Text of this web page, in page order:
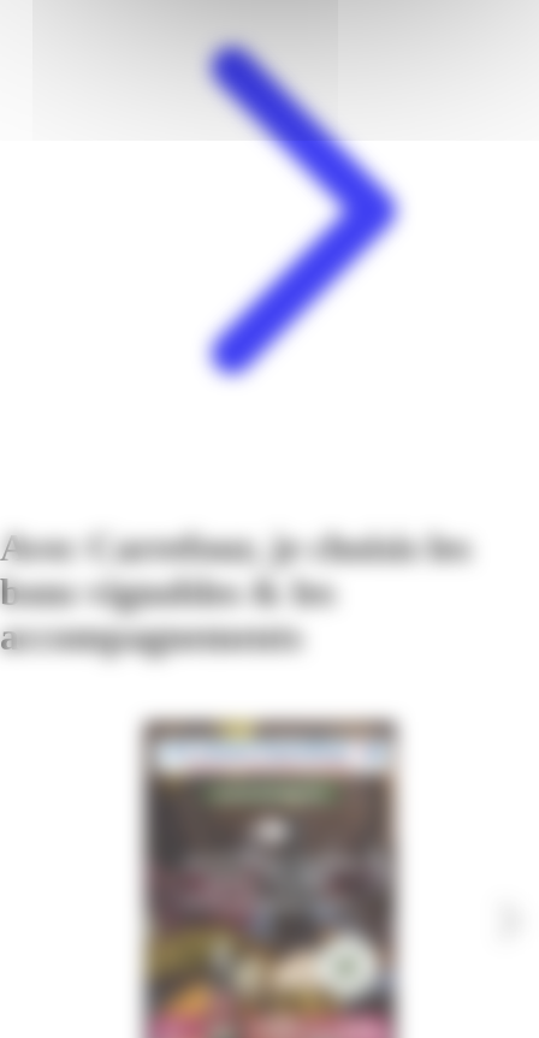
Avec Carrefour, je choisis les
bons vignobles & les
accompagnements